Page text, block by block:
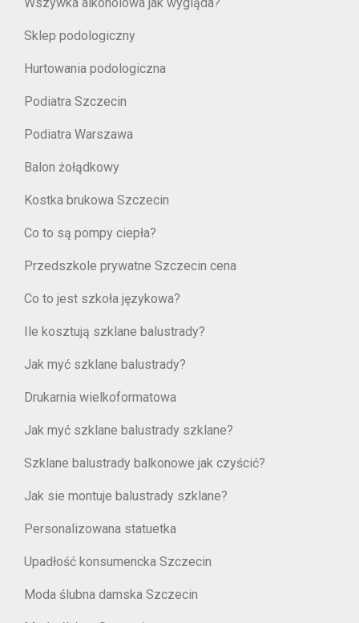
Sklep podologiczny
Hurtowania podologiczna
Podiatra Szczecin
Podiatra Warszawa
Balon żołądkowy
Kostka brukowa Szczecin
Co to są pompy ciepła?
Przedszkole prywatne Szczecin cena
Co to jest szkoła językowa?
Ile kosztują szklane balustrady?
Jak myć szklane balustrady?
Drukarnia wielkoformatowa
Jak myć szklane balustrady szklane?
Szklane balustrady balkonowe jak czyścić?
Jak sie montuje balustrady szklane?
Personalizowana statuetka
Upadłość konsumencka Szczecin
Moda ślubna damska Szczecin